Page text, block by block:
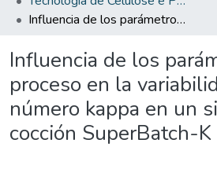
Influencia de los parámetros de proceso en la variabilidad del número kappa en un sistema de cocción SuperBatch-K
Influencia de los
proceso en la
número kappa en un
cocción SuperBatch-K